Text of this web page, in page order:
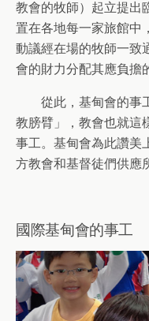
教會的牧師）起立提出
置在各地每一家旅館中
動議經在場的牧師一致
會的財力分配其應負擔
從此，基甸會的事工
教膀臂」，教會也就這
事工。基甸會為此讚美
方教會和基督徒們供應
國際基甸會的事工